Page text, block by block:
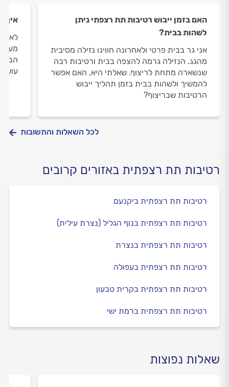
האם בזמן ייבוש רטיבות תת רצפתי ניתן
לשהות בבית?
אני גר בבית פרטי ולאחרונה חווינו נזילה מסיבית
מהגג. הנזילה גרמה להצפה בבית ורטיבות רבה
שנשארה מתחת לריצוף. שאלתי היא, האם אפשר
להמשיך ולשהות בבית בזמן תהליך ייבוש
הרטיבות שבריצוף?
איך
מעל
לכל השאלות והתשובות
רטיבות תת רצפתית באזורים קרובים
רטיבות תת רצפתית ביקנעם
רטיבות תת רצפתית בנוף הגליל (נצרת עילית)
רטיבות תת רצפתית בנצרת
רטיבות תת רצפתית בעפולה
רטיבות תת רצפתית בקרית טבעון
רטיבות תת רצפתית ברמת ישי
שאלות נפוצות